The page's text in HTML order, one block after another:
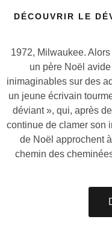
DÉCOUVRIR LE
1972, Milwaukee.
un père Noël
inimaginables sur des
un jeune écrivain
déviant », qui, après
continue de clamer son
de Noël approchent
chemin des